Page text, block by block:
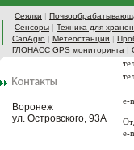
Сеялки |
Сенсоры | Техника для
CanAgro | Метеостанции |
ГЛОНАСС GPS мониторинга |
Воронеж
ул. Островского, 93А
e-
e-